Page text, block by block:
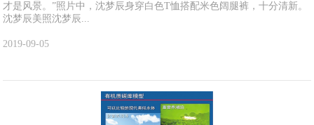
才是风景。”照片中，沈梦辰身穿白色T恤搭配米色阔腿裤，十分清新。
沈梦辰美照沈梦辰...
2019-09-05